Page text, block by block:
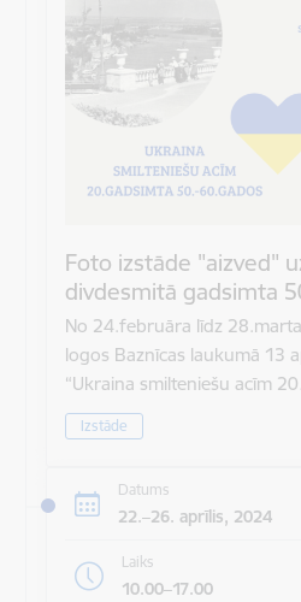
Foto izstāde "aizved"
divdesmitā gadsimta
No 24.februāra līdz
logos Baznīcas laukumā 13
“Ukraina smilteniešu acīm
Izstāde
Datums
22.–26. aprīlis, 2024
Laiks
10.00–17.00